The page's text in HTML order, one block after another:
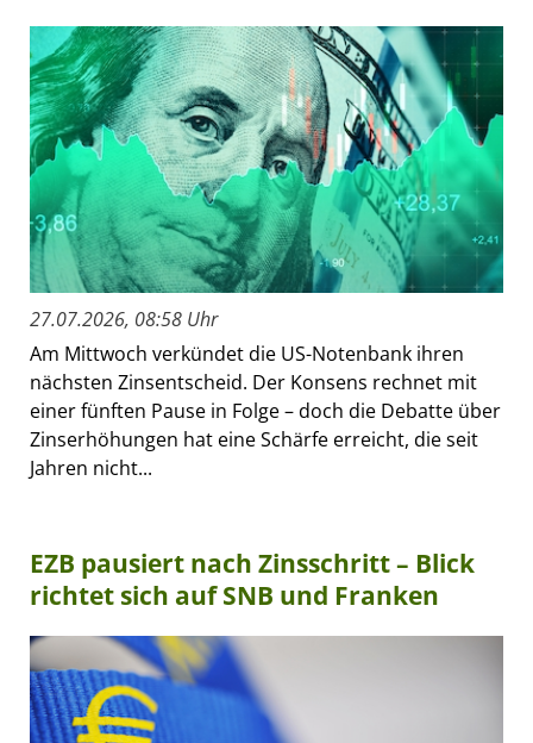
27.07.2026, 08:58 Uhr
Am Mittwoch verkündet die US-Notenbank ihren
nächsten Zinsentscheid. Der Konsens rechnet mit
einer fünften Pause in Folge – doch die Debatte über
Zinserhöhungen hat eine Schärfe erreicht, die seit
Jahren nicht...
EZB pausiert nach Zinsschritt – Blick
richtet sich auf SNB und Franken